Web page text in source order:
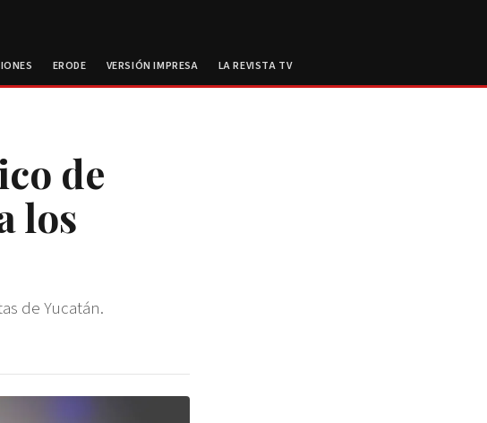
ERODE VERSIÓN IMPRESA LA REVISTA TV
de
los
de Yucatán.